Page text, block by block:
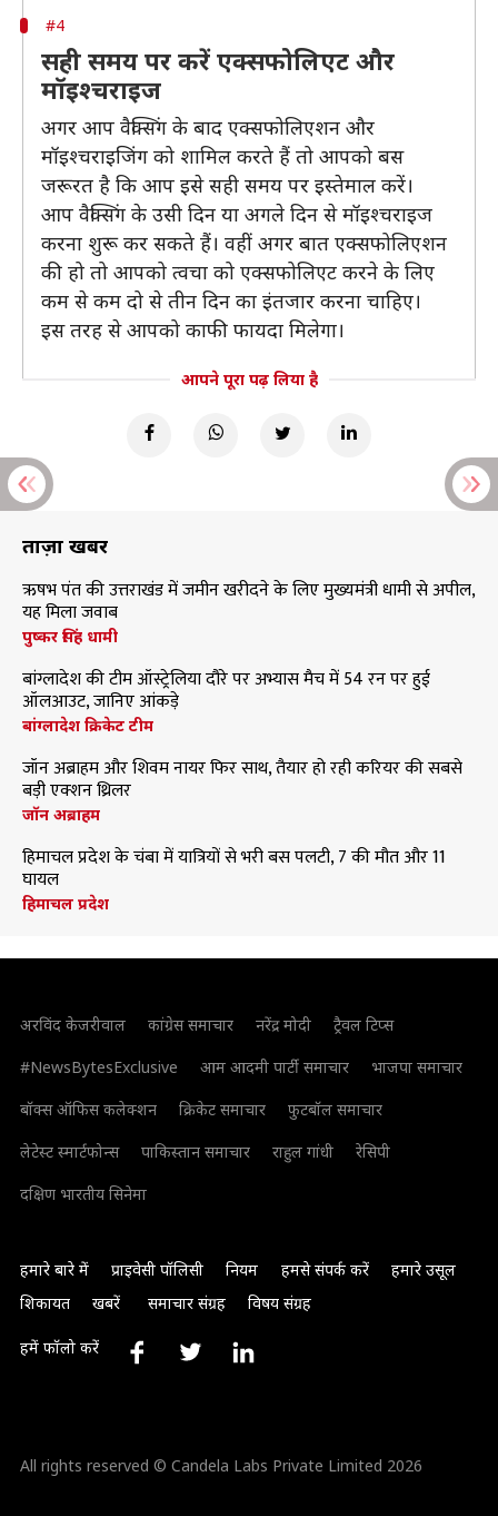
#4
सही समय पर करें एक्सफोलिएट और
मॉइश्चराइज
अगर आप वैक्सिंग के बाद एक्सफोलिएशन और
मॉइश्चराइजिंग को शामिल करते हैं तो आपको बस
जरूरत है कि आप इसे सही समय पर इस्तेमाल करें।
आप वैक्सिंग के उसी दिन या अगले दिन से मॉइश्चराइज
करना शुरू कर सकते हैं। वहीं अगर बात एक्सफोलिएशन
की हो तो आपको त्वचा को एक्सफोलिएट करने के लिए
कम से कम दो से तीन दिन का इंतजार करना चाहिए।
इस तरह से आपको काफी फायदा मिलेगा।
आपने पूरा पढ़ लिया है
ताज़ा खबरें
ऋषभ पंत की उत्तराखंड में जमीन खरीदने के लिए मुख्यमंत्री धामी से अपील,
यह मिला जवाब
पुष्कर सिंह धामी
बांग्लादेश की टीम ऑस्ट्रेलिया दौरे पर अभ्यास मैच में 54 रन पर हुई
ऑलआउट, जानिए आंकड़े
बांग्लादेश क्रिकेट टीम
जॉन अब्राहम और शिवम नायर फिर साथ, तैयार हो रही करियर की सबसे
बड़ी एक्शन थ्रिलर
जॉन अब्राहम
हिमाचल प्रदेश के चंबा में यात्रियों से भरी बस पलटी, 7 की मौत और 11
घायल
हिमाचल प्रदेश
अरविंद केजरीवाल कांग्रेस समाचार नरेंद्र मोदी
ट्रैवल टिप्स
#NewsBytesExclusive
आम आदमी पार्टी समाचार
भाजपा समाचार
बॉक्स ऑफिस कलेक्शन
क्रिकेट समाचार
फुटबॉल समाचार
लेटेस्ट स्मार्टफोन्स
पाकिस्तान समाचार राहुल गांधी
रेसिपी
दक्षिण भारतीय सिनेमा
हमारे बारे में प्राइवेसी पॉलिसी नियम हमसे संपर्क करें
हमारे उसूल
शिकायत
खबरें समाचार संग्रह विषय संग्रह
हमें फॉलो करें
All rights reserved © Candela Labs Private Limited 2026